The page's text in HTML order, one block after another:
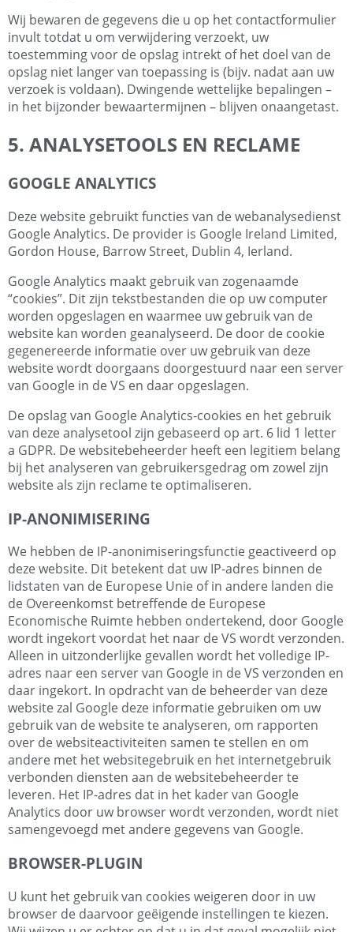
Wij bewaren de gegevens die u op het contactformulier
invult totdat u om verwijdering verzoekt, uw
toestemming voor de opslag intrekt of het doel van de
opslag niet langer van toepassing is (bijv. nadat aan uw
verzoek is voldaan). Dwingende wettelijke bepalingen –
in het bijzonder bewaartermijnen – blijven onaangetast.
5. ANALYSETOOLS EN RECLAME
GOOGLE ANALYTICS
Deze website gebruikt functies van de webanalysedienst
Google Analytics. De provider is Google Ireland Limited,
Gordon House, Barrow Street, Dublin 4, Ierland.
Google Analytics maakt gebruik van zogenaamde
“cookies”. Dit zijn tekstbestanden die op uw computer
worden opgeslagen en waarmee uw gebruik van de
website kan worden geanalyseerd. De door de cookie
gegenereerde informatie over uw gebruik van deze
website wordt doorgaans doorgestuurd naar een server
van Google in de VS en daar opgeslagen.
De opslag van Google Analytics-cookies en het gebruik
van deze analysetool zijn gebaseerd op art. 6 lid 1 letter
a GDPR. De websitebeheerder heeft een legitiem belang
bij het analyseren van gebruikersgedrag om zowel zijn
website als zijn reclame te optimaliseren.
IP-ANONIMISERING
We hebben de IP-anonimiseringsfunctie geactiveerd op
deze website. Dit betekent dat uw IP-adres binnen de
lidstaten van de Europese Unie of in andere landen die
de Overeenkomst betreffende de Europese
Economische Ruimte hebben ondertekend, door Google
wordt ingekort voordat het naar de VS wordt verzonden.
Alleen in uitzonderlijke gevallen wordt het volledige IP-
adres naar een server van Google in de VS verzonden en
daar ingekort. In opdracht van de beheerder van deze
website zal Google deze informatie gebruiken om uw
gebruik van de website te analyseren, om rapporten
over de websiteactiviteiten samen te stellen en om
andere met het websitegebruik en het internetgebruik
verbonden diensten aan de websitebeheerder te
leveren. Het IP-adres dat in het kader van Google
Analytics door uw browser wordt verzonden, wordt niet
samengevoegd met andere gegevens van Google.
BROWSER-PLUGIN
U kunt het gebruik van cookies weigeren door in uw
browser de daarvoor geëigende instellingen te kiezen.